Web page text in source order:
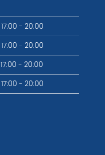
17:00 - 20:00
17:00 - 20:00
17:00 - 20:00
17:00 - 20:00